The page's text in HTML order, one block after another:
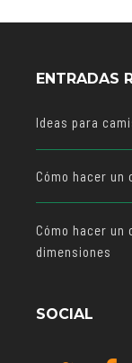
ENTRADAS
Ideas para
Cómo hacer
Cómo hacer
dimensiones
SOCIAL